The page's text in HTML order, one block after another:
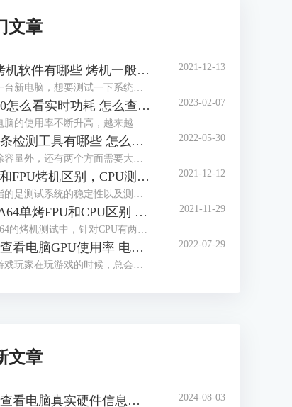
文章
cpu烤机软件有哪些 烤机一般用什么软件
买了一台新电脑，想要测试一下系统的稳定性，对于市场上眼花缭乱的烤机软件，许多网友不知道怎么选择，到底用哪一个软件好，那么小编就来为大家介绍一下烤机软件有哪些，烤机一般用什么软件，，希望可以帮助到网友们少走弯路。
2021-12-13
win10怎么看实时功耗 怎么查看CPU实时功耗
随着电脑的使用率不断升高，越来越多的人开始关心电脑的使用功耗，这有助于用户更好的了解电脑性能，那么应该怎么查看电脑的实时功耗呢？下面就让我们来了解一下win10怎么看实时功耗，怎么查看CPU实时功耗吧！
2023-02-07
内存条检测工具有哪些 怎么测试内存条性能好坏
内存除容量外，还有两个方面需要大家多多关注，一个是内存的读写速度，这与内存的代际，设计密切相关，另一个是内存的颗粒，这与内存能否超频运行密切相关，如何获取这些信息，我们需要借助工具软件，内存条检测工具有哪些？怎么测试内存条性能好坏，本文将分三个小节，向大家做简单介绍。
2022-05-30
CPU和FPU烤机区别，CPU测试FPU好还是CPU好
烤机指的是测试系统的稳定性以及测试电脑的一些极限参数，烤机也被分为单烤和双烤两种方式，其中单烤FPU是能够给电脑CPU最大压力的一种测试，电脑爱好者们通常都会单烤FPU来测试电脑CPU的极限温度。而在常用的烤机软件AIDA64当中明明有单烤CPU的选项，为什么不能直接单烤CPU呢？现在我们就来解答一下我们在烤机的时候究竟应该烤CPU还是FPU，以及烤CPU和FPU的区别，快来一起看看吧！
2021-12-12
AIDA64单烤FPU和CPU区别 ,aida64怎样算烤机通过
AIDA64的烤机测试中，针对CPU有两种不同的烤机方式：CPU压力测试和FPU压力测试。那么使用AIDA64单烤FPU和CPU区别是什么，这两种测试如何进行，分别针对什么应用场景，同时aida64怎样算烤机通过，阅读完本文后，相信各位读者心中都会有清晰的答案。
2021-11-29
怎么查看电脑GPU使用率 电脑GPU使用率多少正常
许多游戏玩家在玩游戏的时候，总会关注到电脑的GPU使用率，因为一但GPU使用率过高的话，就会造成游戏卡顿等现象，那么你知道怎么查看电脑GPU使用率吗？下面就让我们一起来了解一下关于怎么查看电脑GPU使用率，电脑GPU使用率多少正常的内容吧！
2022-07-29
文章
怎么查看电脑真实硬件信息，怎么查看电脑硬件内存 2024-08-03